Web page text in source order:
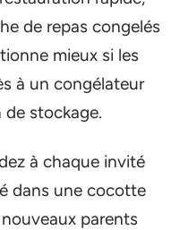
de repas congelés
mieux si les
à un congélateur
stockage.
à chaque invité
dans une cocotte
parents